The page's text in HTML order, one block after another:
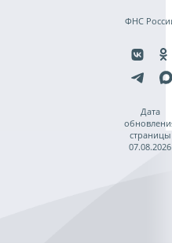
ФНС
Дата
страницы
07.08.2026